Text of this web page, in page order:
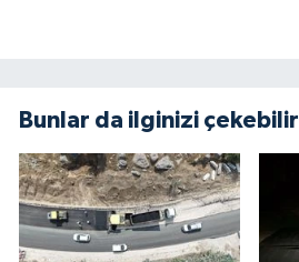
Bunlar da ilginizi çekebilir